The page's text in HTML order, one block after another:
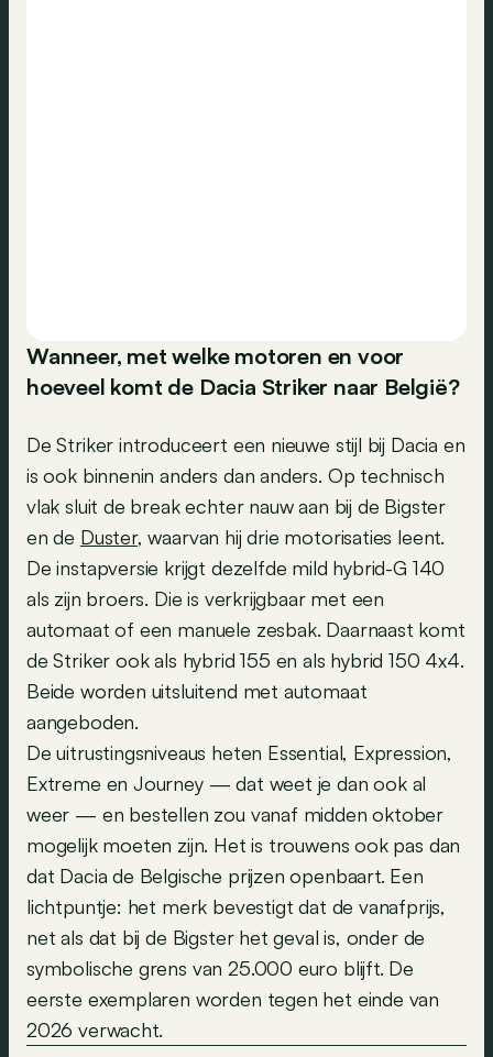
Wanneer, met welke motoren en voor
hoeveel komt de Dacia Striker naar België?
De Striker introduceert een nieuwe stijl bij Dacia en
is ook binnenin anders dan anders. Op technisch
vlak sluit de break echter nauw aan bij de Bigster
en de Duster, waarvan hij drie motorisaties leent.
De instapversie krijgt dezelfde mild hybrid-G 140
als zijn broers. Die is verkrijgbaar met een
automaat of een manuele zesbak. Daarnaast komt
de Striker ook als hybrid 155 en als hybrid 150 4x4.
Beide worden uitsluitend met automaat
aangeboden.
De uitrustingsniveaus heten Essential, Expression,
Extreme en Journey — dat weet je dan ook al
weer — en bestellen zou vanaf midden oktober
mogelijk moeten zijn. Het is trouwens ook pas dan
dat Dacia de Belgische prijzen openbaart. Een
lichtpuntje: het merk bevestigt dat de vanafprijs,
net als dat bij de Bigster het geval is, onder de
symbolische grens van 25.000 euro blijft. De
eerste exemplaren worden tegen het einde van
2026 verwacht.